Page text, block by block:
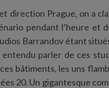
direction Prague, on a
pendant l’heure et
Barrandov étant
parler de ces
bâtiments, les uns
20. Un gigantesque